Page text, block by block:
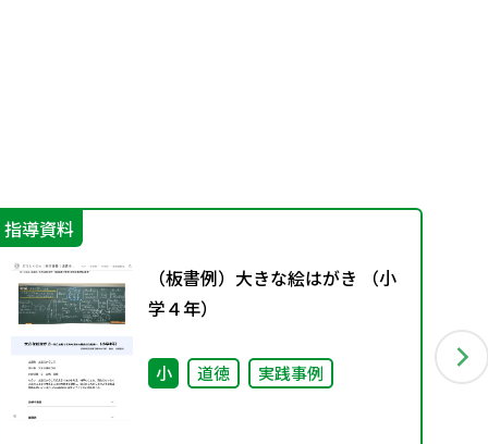
指導資料
（板書例）大きな絵はがき （小
学４年）
小 道徳 実践事例